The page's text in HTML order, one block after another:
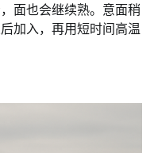
面也会继续熟。意面稍
加入，再用短时间高温